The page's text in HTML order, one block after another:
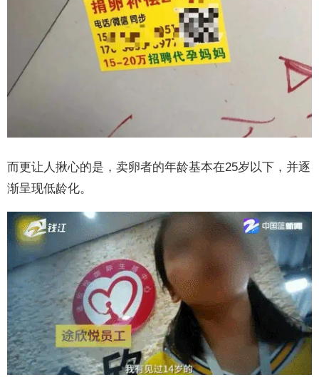
而更让人揪心的是，卖卵者的年龄基本在25岁以下，并逐
渐呈现低龄化。